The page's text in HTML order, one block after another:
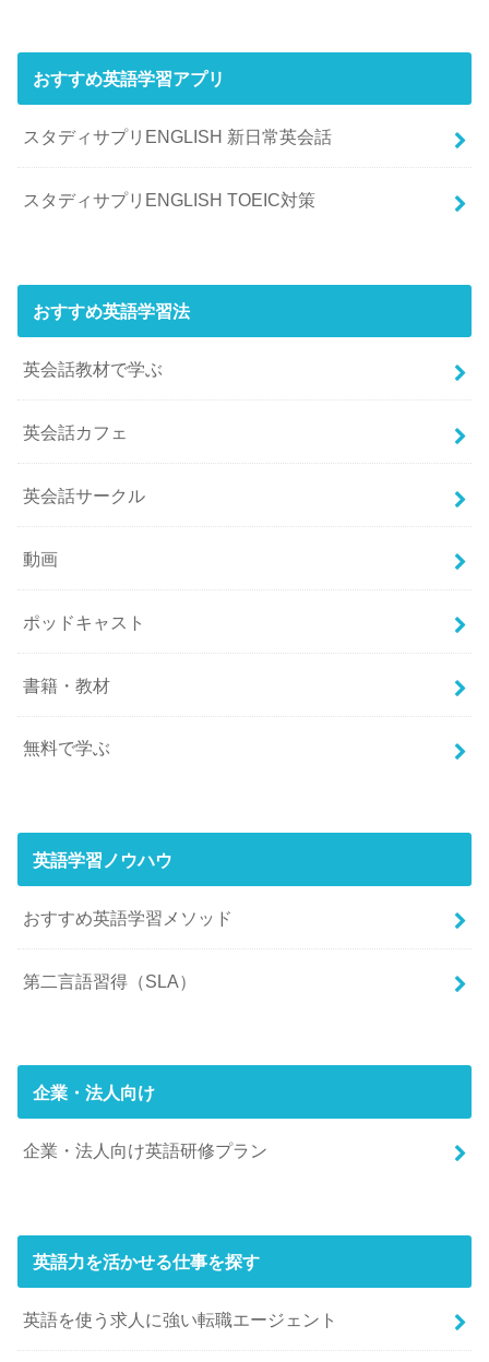
おすすめ英語学習アプリ
スタディサプリENGLISH 新日常英会話
スタディサプリENGLISH TOEIC対策
おすすめ英語学習法
英会話教材で学ぶ
英会話カフェ
英会話サークル
動画
ポッドキャスト
書籍・教材
無料で学ぶ
英語学習ノウハウ
おすすめ英語学習メソッド
第二言語習得（SLA）
企業・法人向け
企業・法人向け英語研修プラン
英語力を活かせる仕事を探す
英語を使う求人に強い転職エージェント